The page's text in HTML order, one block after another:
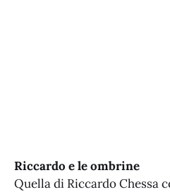
Riccardo e le ombrine
Quella di Riccardo Chessa